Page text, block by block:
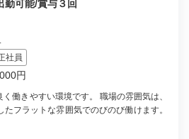
勤可能/賞与３回
社員
円
働きやすい環境です。 職場の雰囲気は、
フラットな雰囲気でのびのび働けます。